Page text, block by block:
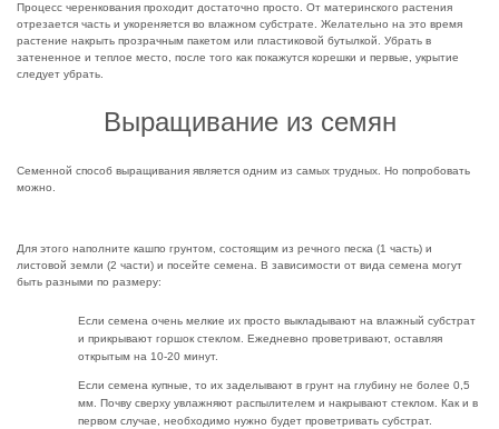
Процесс черенкования проходит достаточно просто. От материнского растения
отрезается часть и укореняется во влажном субстрате. Желательно на это время
растение накрыть прозрачным пакетом или пластиковой бутылкой. Убрать в
затененное и теплое место, после того как покажутся корешки и первые, укрытие
следует убрать.
Выращивание из семян
Семенной способ выращивания является одним из самых трудных. Но попробовать
можно.
Для этого наполните кашпо грунтом, состоящим из речного песка (1 часть) и
листовой земли (2 части) и посейте семена. В зависимости от вида семена могут
быть разными по размеру:
Если семена очень мелкие их просто выкладывают на влажный субстрат
и прикрывают горшок стеклом. Ежедневно проветривают, оставляя
открытым на 10-20 минут.
Если семена купные, то их заделывают в грунт на глубину не более 0,5
мм. Почву сверху увлажняют распылителем и накрывают стеклом. Как и в
первом случае, необходимо нужно будет проветривать субстрат.